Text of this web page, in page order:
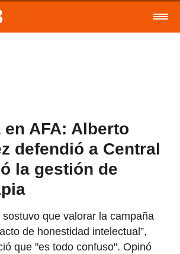
AFA: Alberto
defendió a Central
la gestión de
que valorar la campaña
de honestidad intelectual”,
que "es todo confuso". Opinó